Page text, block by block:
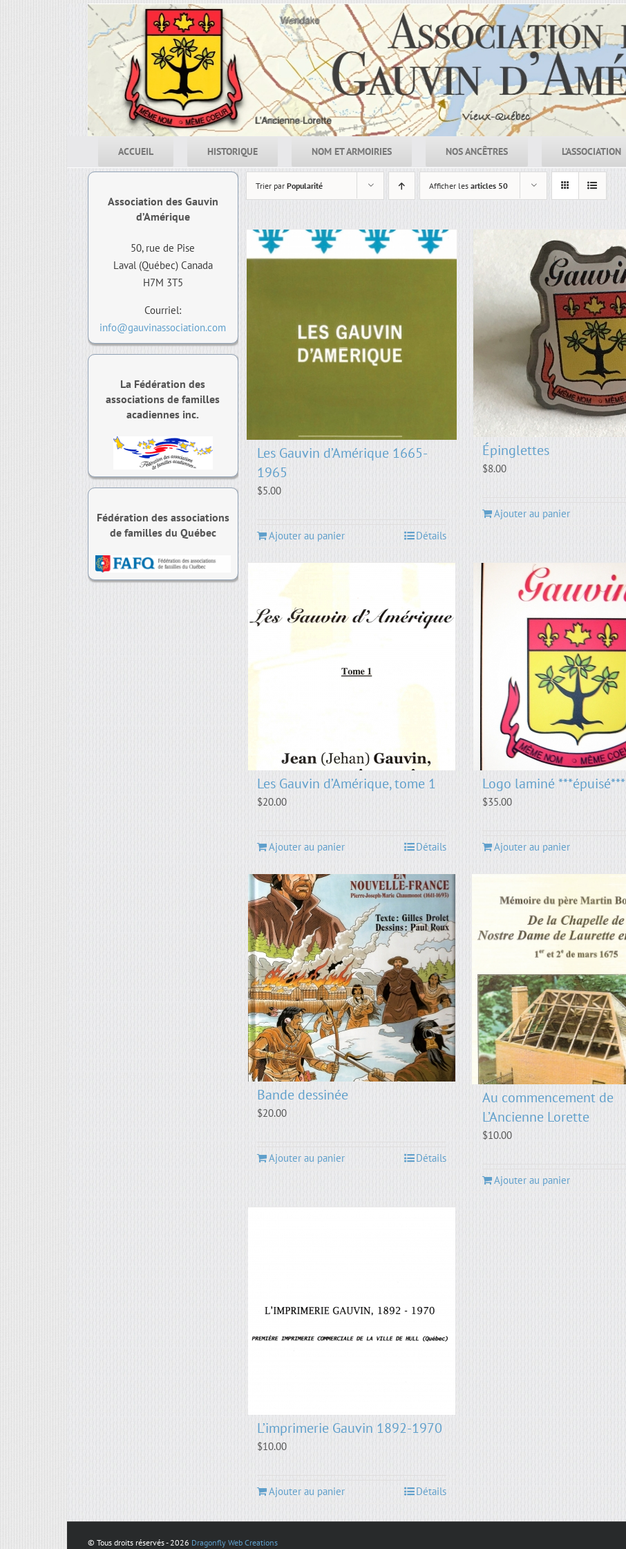
ACCUEIL HISTORIQUE NOM ET ARMOIRIES NOS ANCÊTRES L’ASSOCIATION
Trier par Popularité Afficher les articles 50
Les Gauvin d’Amérique 1665-
1965
$5.00
Ajouter au panier Détails
Épinglettes
$8.00
Ajouter au panier
Les Gauvin d’Amérique, tome 1
$20.00
Ajouter au panier Détails
Logo laminé ***épuisé***
$35.00
Ajouter au panier
Bande dessinée
$20.00
Ajouter au panier Détails
Au commencement de
L’Ancienne Lorette
$10.00
Ajouter au panier
L’imprimerie Gauvin 1892-1970
$10.00
Ajouter au panier Détails
Association des Gauvin
d’Amérique
50, rue de Pise
Laval (Québec) Canada
H7M 3T5
Courriel:
info@gauvinassociation.com
La Fédération des
associations de familles
acadiennes inc.
Fédération des associations
de familles du Québec
© Tous droits réservés -2026 Dragonfly Web Creations